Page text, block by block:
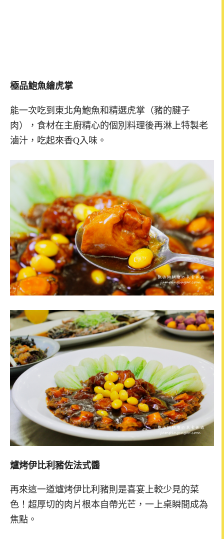
極品鮑魚繪虎掌
能一次吃到東北角鮑魚和精選虎掌（豬的腱子
肉），食材在主廚精心的個別料理後再淋上特製老
滷汁，吃起來香Q入味。
爐烤伊比利豬佐法式醬
再來這一道爐烤伊比利豬則是喜宴上較少見的菜
色！超厚切的肉片根本自帶光芒，一上桌瞬間成為
焦點。